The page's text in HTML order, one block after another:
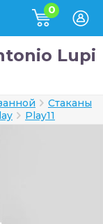
0
Lupi
Стаканы
Play11